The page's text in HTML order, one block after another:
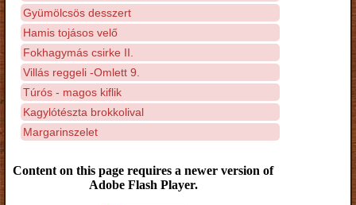
Gyümölcsös desszert
Hamis tojásos velő
Fokhagymás csirke II.
Villás reggeli -Omlett 9.
Túrós - magos kiflik
Kagylótészta brokkolival
Margarinszelet
Content on this page requires a newer version of
Adobe Flash Player.